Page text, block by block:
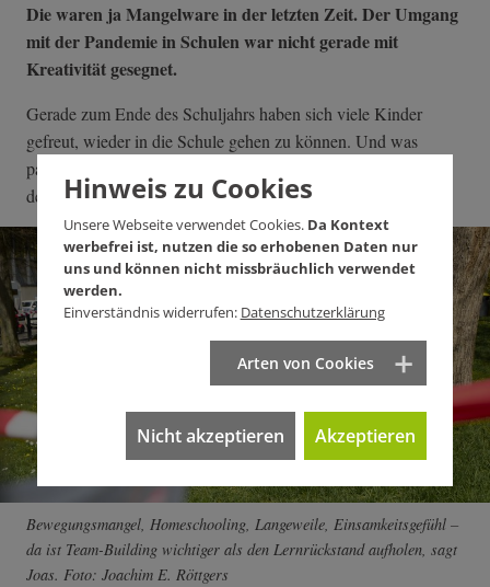
Die waren ja Mangelware in der letzten Zeit. Der Umgang
mit der Pandemie in Schulen war nicht gerade mit
Kreativität gesegnet.
Gerade zum Ende des Schuljahrs haben sich viele Kinder
gefreut, wieder in die Schule gehen zu können. Und was
passiert? Da werden sie teilweise mit vier Klassenarbeiten in
der ersten Woche empfangen.
Bewegungsmangel, Homeschooling, Langeweile, Einsamkeitsgefühl –
da ist Team-Building wichtiger als den Lernrückstand aufholen, sagt
Joas. Foto: Joachim E. Röttgers
Hinweis zu Cookies
Unsere Webseite verwendet Cookies. Da Kontext
werbefrei ist, nutzen die so erhobenen Daten nur
uns und können nicht missbräuchlich verwendet
werden.
Einverständnis widerrufen: Datenschutzerklärung
Arten von Cookies
Nicht akzeptieren Akzeptieren